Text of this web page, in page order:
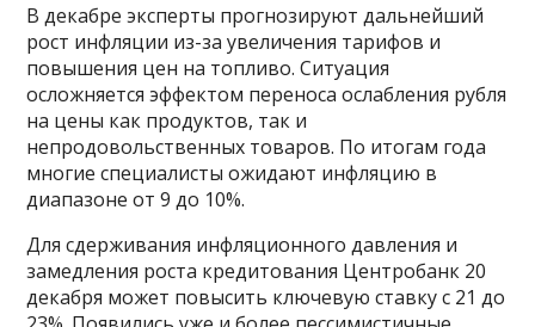
В декабре эксперты прогнозируют дальнейший
рост инфляции из-за увеличения тарифов и
повышения цен на топливо. Ситуация
осложняется эффектом переноса ослабления рубля
на цены как продуктов, так и
непродовольственных товаров. По итогам года
многие специалисты ожидают инфляцию в
диапазоне от 9 до 10%.
Для сдерживания инфляционного давления и
замедления роста кредитования Центробанк 20
декабря может повысить ключевую ставку с 21 до